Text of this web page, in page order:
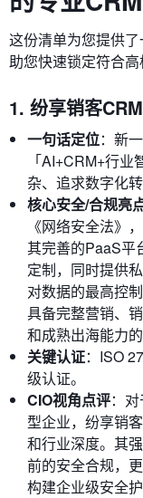
这份清单为您提供
助您快速锁定符合高
1. 纷享销客CRM
一句话定位：新
「AI+CRM+行
杂、追求数字化
核心安全/合规亮
《网络安全法》
其完善的PaaS平
定制，同时提供
对数据的最高控
具备完整营销、
和成熟出海能力
关键认证：ISO
级认证。
CIO视角点评：
型企业，纷享销
和行业深度。其
前的安全合规，
构建企业级安全